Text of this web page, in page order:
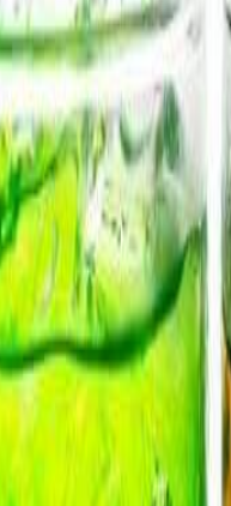
based